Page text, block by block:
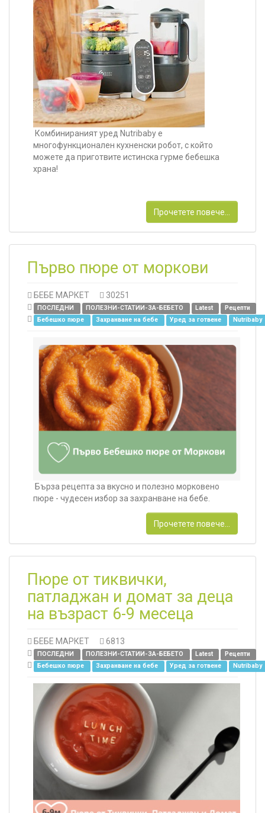
Комбинираният уред Nutribaby е
многофункционален кухненски робот, с който
можете да приготвите истинска гурме бебешка
храна!
Прочетете повече...
Първо пюре от моркови
БЕБЕ МАРКЕТ 30251
ПОСЛЕДНИ ПОЛЕЗНИ-СТАТИИ-ЗА-БЕБЕТО Latest
Рецепти
Бебешко пюре
Захранване на бебе Уред за готвене Nutribaby
Бърза рецепта за вкусно и полезно морковено
пюре - чудесен избор за захранване на бебе.
Прочетете повече...
Пюре от тиквички,
патладжан и домат за деца
на възраст 6-9 месеца
БЕБЕ МАРКЕТ 6813
ПОСЛЕДНИ ПОЛЕЗНИ-СТАТИИ-ЗА-БЕБЕТО Latest
Рецепти
Бебешко пюре
Захранване на бебе Уред за готвене Nutribaby